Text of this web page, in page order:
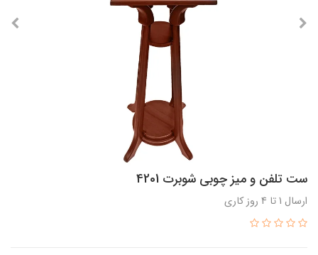
ست تلفن و میز چوبی شوبرت 4201
ارسال 1 تا 4 روز کاری